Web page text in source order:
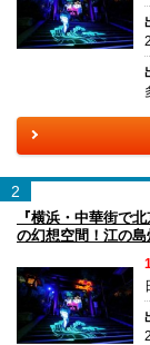
2
『横浜・中華街で
の幻想空間！江の